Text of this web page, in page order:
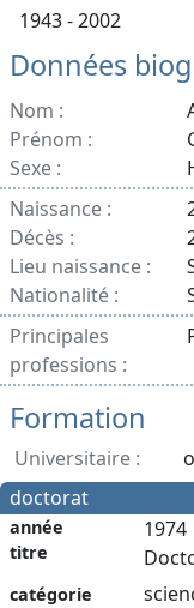
1943 - 2002
Données
Nom :
Prénom :
Sexe :
Naissance :
Décès :
Lieu naissance :
Nationalité :
Principales
professions :
Formation
Universitaire :
doctorat
année
titre
catégorie
1974